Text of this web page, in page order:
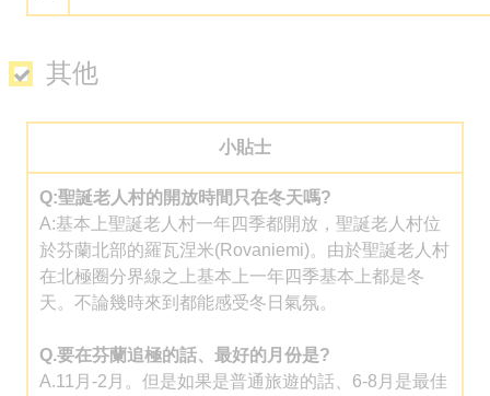
其他
小貼士
Q:聖誕老人村的開放時間只在冬天嗎?
A:基本上聖誕老人村一年四季都開放，聖誕老人村位
於芬蘭北部的羅瓦涅米(Rovaniemi)。由於聖誕老人村
在北極圈分界線之上基本上一年四季基本上都是冬
天。不論幾時來到都能感受冬日氣氛。
Q.要在芬蘭追極的話、最好的月份是?
A.11月-2月。但是如果是普通旅遊的話、6-8月是最佳